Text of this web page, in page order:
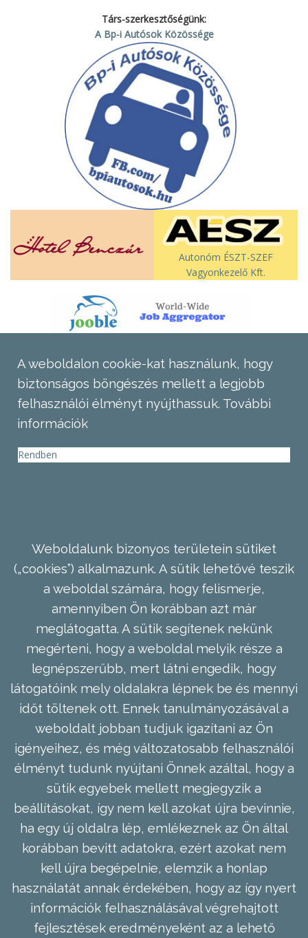
Társ-szerkesztőségünk:
A Bp-i Autósok Közössége
Autonóm ÉSZT-SZEF
Vagyonkezelő Kft.
A weboldalon cookie-kat használunk, hogy
biztonságos böngészés mellett a legjobb
felhasználói élményt nyújthassuk. További
információk
Rendben
Weboldalunk bizonyos területein sütiket
(„cookies”) alkalmazunk. A sütik lehetővé teszik
a weboldal számára, hogy felismerje,
amennyiben Ön korábban azt már
meglátogatta. A sütik segítenek nekünk
megérteni, hogy a weboldal melyik része a
legnépszerűbb, mert látni engedik, hogy
látogatóink mely oldalakra lépnek be és mennyi
időt töltenek ott. Ennek tanulmányozásával a
weboldalt jobban tudjuk igazítani az Ön
igényeihez, és még változatosabb felhasználói
élményt tudunk nyújtani Önnek azáltal, hogy a
sütik egyebek mellett megjegyzik a
beállításokat, így nem kell azokat újra bevinnie,
ha egy új oldalra lép, emlékeznek az Ön által
korábban bevitt adatokra, ezért azokat nem
kell újra begépelnie, elemzik a honlap
használatát annak érdekében, hogy az így nyert
információk felhasználásával végrehajtott
fejlesztések eredményeként az a lehető